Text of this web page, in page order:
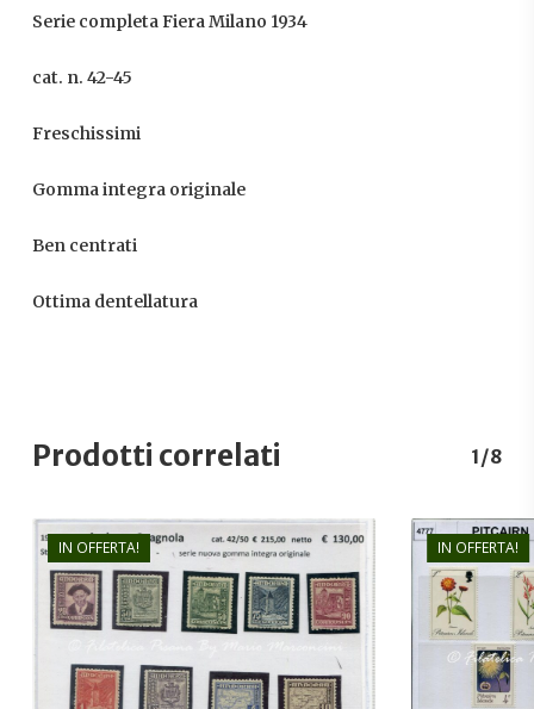
Serie completa Fiera Milano 1934
cat. n. 42-45
Freschissimi
Gomma integra originale
Ben centrati
Ottima dentellatura
Prodotti correlati 1/8
IN OFFERTA!
€ 130,00
90,00
IN OFFERTA!